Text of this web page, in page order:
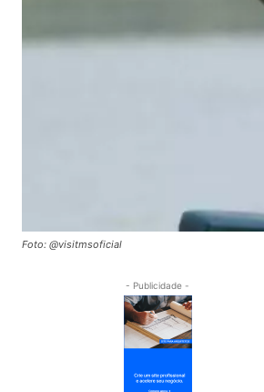
Foto: @visitmsoficial
- Publicidade -